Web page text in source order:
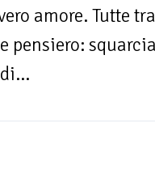
amore. Tutte
pensiero: